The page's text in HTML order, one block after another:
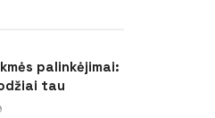
palinkėjimai:
tau